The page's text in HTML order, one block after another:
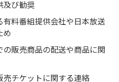
及び勧奨
有料番組提供会社や日本放送
め
販売商品の配送や商品に関
売チケットに関する連絡